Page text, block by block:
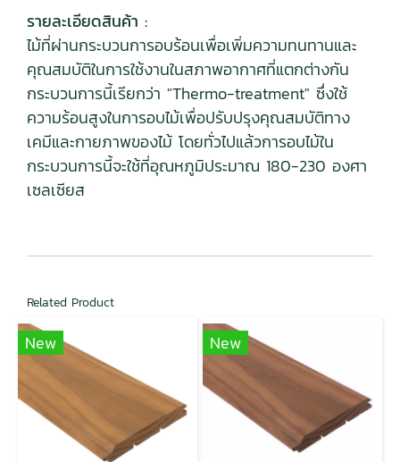
รายละเอียดสินค้า :
ไม้ที่ผ่านกระบวนการอบร้อนเพื่อเพิ่มความทนทานและ
คุณสมบัติในการใช้งานในสภาพอากาศที่แตกต่างกัน
กระบวนการนี้เรียกว่า "Thermo-treatment" ซึ่งใช้
ความร้อนสูงในการอบไม้เพื่อปรับปรุงคุณสมบัติทาง
เคมีและกายภาพของไม้ โดยทั่วไปแล้วการอบไม้ใน
กระบวนการนี้จะใช้ที่อุณหภูมิประมาณ 180-230 องศา
เซลเซียส
Related Product
New New